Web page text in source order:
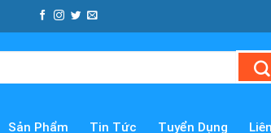
Sản Phẩm Tin Tức Tuyển Dụng